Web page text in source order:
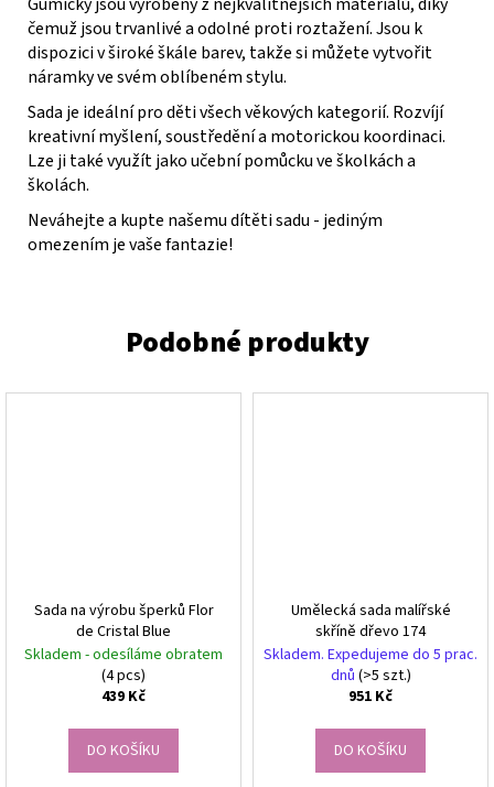
čemuž jsou trvanlivé a odolné proti roztažení. Jsou k
dispozici v široké škále barev, takže si můžete vytvořit
náramky ve svém oblíbeném stylu.
Sada je ideální pro děti všech věkových kategorií. Rozvíjí
kreativní myšlení, soustředění a motorickou koordinaci.
Lze ji také využít jako učební pomůcku ve školkách a
školách.
Neváhejte a kupte našemu dítěti sadu - jediným
omezením je vaše fantazie!
Sada na výrobu šperků Flor
de Cristal Blue
Skladem - odesíláme obratem
(4 pcs)
439 Kč
DO KOŠÍKU
Umělecká sada malířské
skříně dřevo 174
Skladem. Expedujeme do 5 prac.
dnů (>5 szt.)
951 Kč
DO KOŠÍKU